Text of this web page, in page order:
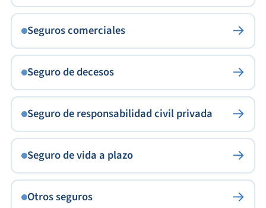
Seguros comerciales →
Seguro de decesos →
Seguro de responsabilidad civil privada →
Seguro de vida a plazo →
Otros seguros →